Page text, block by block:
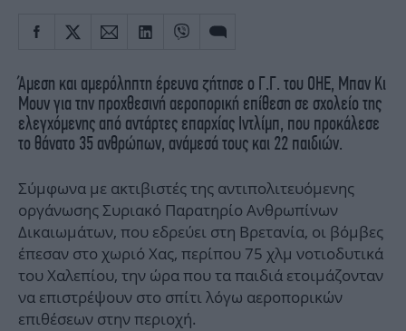
Άμεση και αμερόληπτη έρευνα ζήτησε ο Γ.Γ. του ΟΗΕ, Μπαν Κι
Μουν για την προχθεσινή αεροπορική επίθεση σε σχολείο της
ελεγχόμενης από αντάρτες επαρχίας Ιντλίμπ, που προκάλεσε
το θάνατο 35 ανθρώπων, ανάμεσά τους και 22 παιδιών.
Σύμφωνα με ακτιβιστές της αντιπολιτευόμενης
οργάνωσης Συριακό Παρατηρίο Ανθρωπίνων
Δικαιωμάτων, που εδρεύει στη Βρετανία, οι βόμβες
έπεσαν στο χωριό Χας, περίπου 75 χλμ νοτιοδυτικά
του Χαλεπίου, την ώρα που τα παιδιά ετοιμάζονταν
να επιστρέψουν στο σπίτι λόγω αεροπορικών
επιθέσεων στην περιοχή.